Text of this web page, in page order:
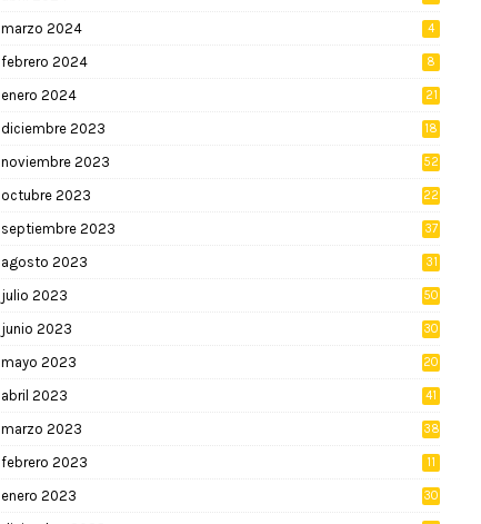
marzo 2024 4
febrero 2024 8
enero 2024 21
diciembre 2023 18
noviembre 2023 52
octubre 2023 22
septiembre 2023 37
agosto 2023 31
julio 2023 50
junio 2023 30
mayo 2023 20
abril 2023 41
marzo 2023 38
febrero 2023 11
enero 2023 30